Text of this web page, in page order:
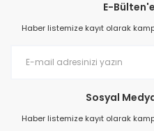
E-
Haber listemize kayıt olarak
Sosyal
Haber listemize kayıt olarak